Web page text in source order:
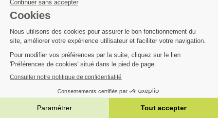
4,82 €
  AJOUTER AU PANIER
contact@matijardin.fr 04 81 120 120
Matijardin
Infos pratiques
|Réalisation